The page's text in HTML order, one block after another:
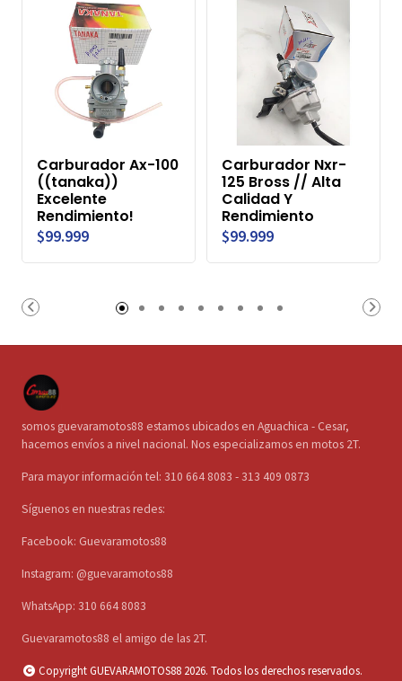
Carburador Ax-100
((tanaka))
Excelente
Rendimiento!
$99.999
Carburador Nxr-
125 Bross // Alta
Calidad Y
Rendimiento
$99.999
somos guevaramotos88 estamos ubicados en Aguachica - Cesar,
hacemos envíos a nivel nacional. Nos especializamos en motos 2T.
Para mayor información tel: 310 664 8083 - 313 409 0873
Síguenos en nuestras redes:
Facebook: Guevaramotos88
Instagram: @guevaramotos88
WhatsApp: 310 664 8083
Guevaramotos88 el amigo de las 2T.
Copyright GUEVARAMOTOS88 2026. Todos los derechos reservados.